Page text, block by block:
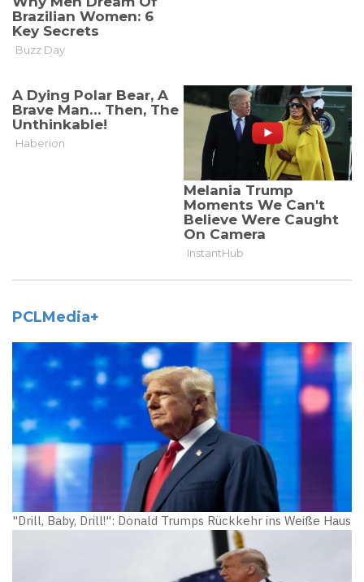
PCLMedia+
"Drill, Baby, Drill!": Donald Trumps Rückkehr ins Weiße Haus